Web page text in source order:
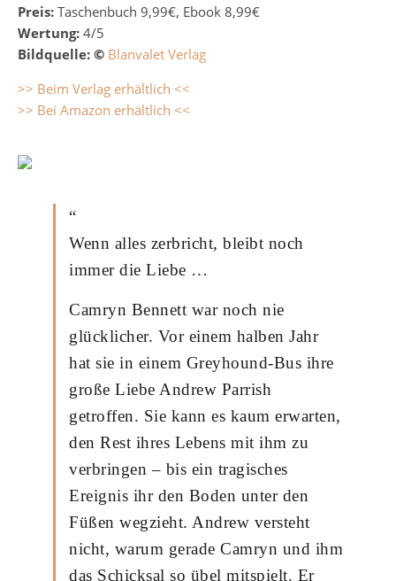
Preis: Taschenbuch 9,99€, Ebook 8,99€
Wertung: 4/5
Bildquelle: © Blanvalet Verlag
>> Beim Verlag erhältlich <<
>> Bei Amazon erhältlich <<
“
Wenn alles zerbricht, bleibt noch
immer die Liebe …
Camryn Bennett war noch nie
glücklicher. Vor einem halben Jahr
hat sie in einem Greyhound-Bus ihre
große Liebe Andrew Parrish
getroffen. Sie kann es kaum erwarten,
den Rest ihres Lebens mit ihm zu
verbringen – bis ein tragisches
Ereignis ihr den Boden unter den
Füßen wegzieht. Andrew versteht
nicht, warum gerade Camryn und ihm
das Schicksal so übel mitspielt. Er